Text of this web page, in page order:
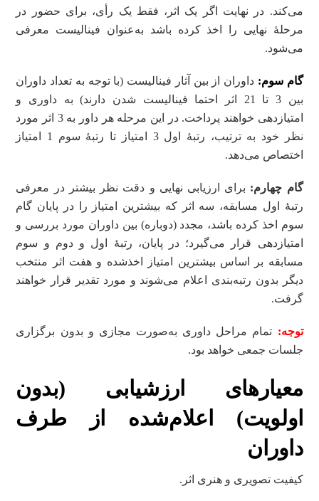
می‌کند. در نهایت اگر یک اثر، فقط یک رأی، برای حضور در
مرحلۀ نهایی را اخذ کرده باشد به‌عنوان فینالیست معرفی
می‌شود.
گام سوم: داوران از بین آثار فینالیست (با توجه به تعداد داوران
بین 3 تا 21 اثر احتما فینالیست شدن دارند) به داوری و
امتیازدهی خواهند پرداخت. در این مرحله هر داور به 3 اثر مورد
نظر خود به ترتیب، رتبۀ اول 3 امتیاز تا رتبۀ سوم 1 امتیاز
اختصاص می‌دهد.
گام چهارم: برای ارزیابی نهایی و دقت نظر بیشتر در معرفی
رتبۀ اول مسابقه، سه اثر که بیشترین امتیاز را در پایان گام
سوم اخذ کرده باشد، مجدد (دوباره) بین داوران مورد بررسی و
امتیازدهی قرار می‌گیرد؛ در پایان، رتبۀ اول و دوم و سوم
مسابقه بر اساس بیشترین امتیاز اخذشده و هفت اثر منتخب
دیگر بدون رتبه‌بندی اعلام می‌شوند و مورد تقدیر قرار خواهند
گرفت.
توجه: تمام مراحل داوری به‌صورت مجازی و بدون برگزاری
جلسات جمعی خواهد بود.
معیارهای ارزشیابی (بدون
اولویت) اعلام‌شده از طرف
داوران
کیفیت تصویری و هنری اثر.